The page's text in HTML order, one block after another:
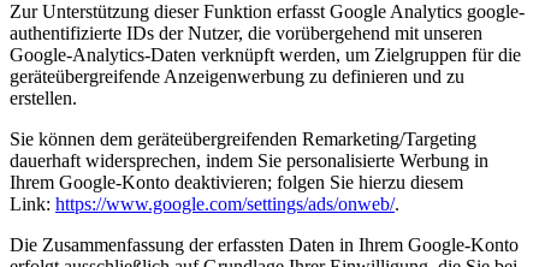
Zur Unterstützung dieser Funktion erfasst Google Analytics google-
authentifizierte IDs der Nutzer, die vorübergehend mit unseren
Google-Analytics-Daten verknüpft werden, um Zielgruppen für die
geräteübergreifende Anzeigenwerbung zu definieren und zu
erstellen.
Sie können dem geräteübergreifenden Remarketing/Targeting
dauerhaft widersprechen, indem Sie personalisierte Werbung in
Ihrem Google-Konto deaktivieren; folgen Sie hierzu diesem
Link: https://www.google.com/settings/ads/onweb/.
Die Zusammenfassung der erfassten Daten in Ihrem Google-Konto